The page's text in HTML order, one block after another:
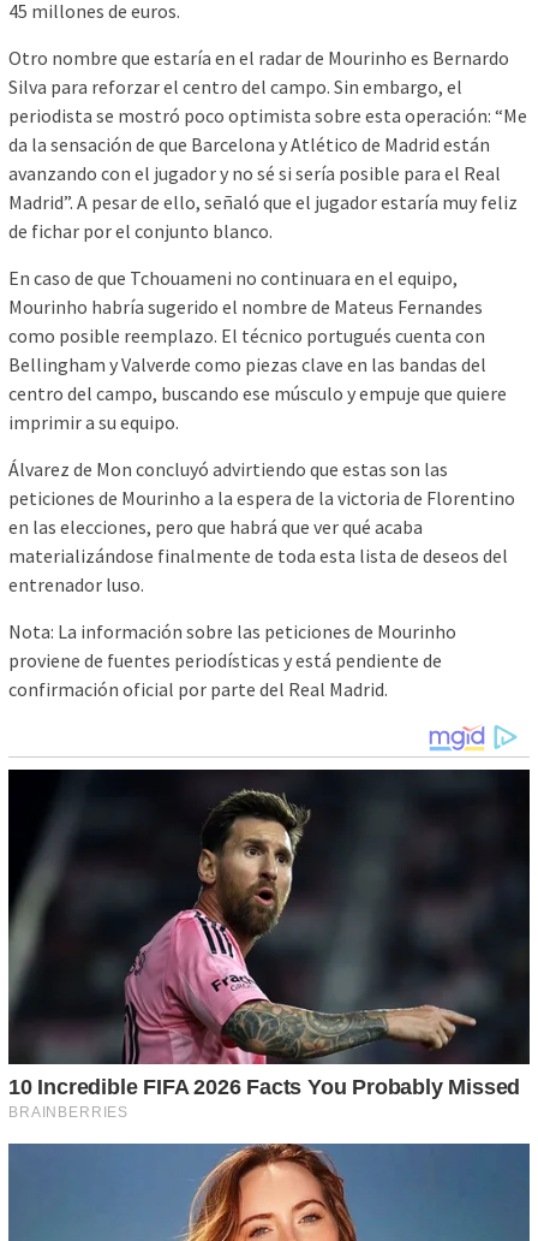
45 millones de euros.
Otro nombre que estaría en el radar de Mourinho es Bernardo
Silva para reforzar el centro del campo. Sin embargo, el
periodista se mostró poco optimista sobre esta operación: “Me
da la sensación de que Barcelona y Atlético de Madrid están
avanzando con el jugador y no sé si sería posible para el Real
Madrid”. A pesar de ello, señaló que el jugador estaría muy feliz
de fichar por el conjunto blanco.
En caso de que Tchouameni no continuara en el equipo,
Mourinho habría sugerido el nombre de Mateus Fernandes
como posible reemplazo. El técnico portugués cuenta con
Bellingham y Valverde como piezas clave en las bandas del
centro del campo, buscando ese músculo y empuje que quiere
imprimir a su equipo.
Álvarez de Mon concluyó advirtiendo que estas son las
peticiones de Mourinho a la espera de la victoria de Florentino
en las elecciones, pero que habrá que ver qué acaba
materializándose finalmente de toda esta lista de deseos del
entrenador luso.
Nota: La información sobre las peticiones de Mourinho
proviene de fuentes periodísticas y está pendiente de
confirmación oficial por parte del Real Madrid.